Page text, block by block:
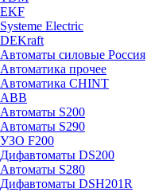
EKF
Systeme Electric
DEKraft
Автоматы силовые Россия
Автоматика прочее
Автоматика CHINT
ABB
Автоматы S200
Автоматы S290
УЗО F200
Дифавтоматы DS200
Автоматы S280
Дифавтоматы DSH201R